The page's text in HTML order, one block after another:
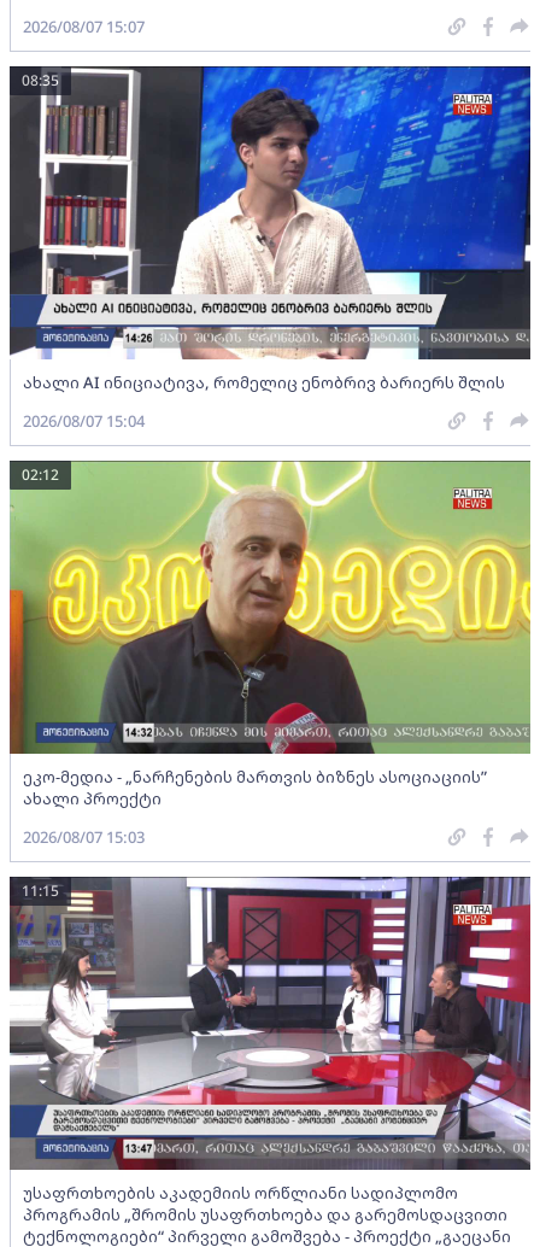
2026/08/07 15:07
ახალი AI ინიციატივა, რომელიც ენობრივ ბარიერს შლის
08:35
2026/08/07 15:04
ეკო-მედია - „ნარჩენების მართვის ბიზნეს ასოციაციის”
ახალი პროექტი
02:12
2026/08/07 15:03
უსაფრთხოების აკადემიის ორწლიანი სადიპლომო
პროგრამის „შრომის უსაფრთხოება და გარემოსდაცვითი
ტექნოლოგიები“ პირველი გამოშვება - პროექტი „გაეცანი
11:15